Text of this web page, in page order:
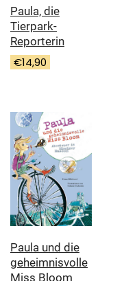
Paula, die
Tierpark-
Reporterin
€14,90
Paula und die
geheimnisvolle
Miss Bloom